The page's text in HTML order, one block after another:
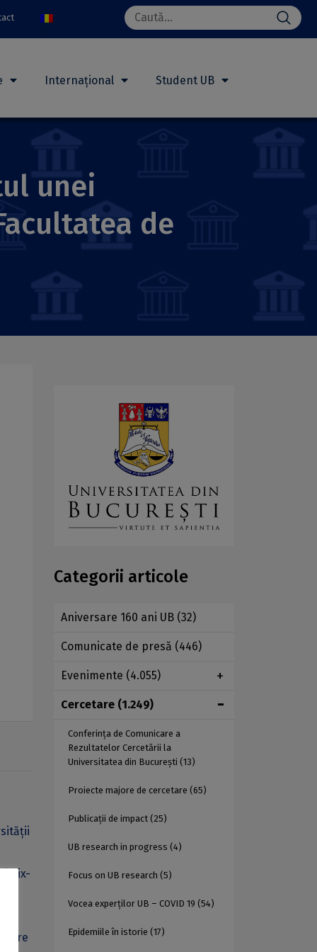
Search
for:
Internațional Student UB
unei
de
Aix-
are
Categorii articole
Aniversare 160 ani UB (32)
Comunicate de presă (446)
Evenimente (4.055)
Cercetare (1.249)
Conferința de Comunicare a
Rezultatelor Cercetării la
Universitatea din București (13)
Proiecte majore de cercetare (65)
Publicații de impact (25)
UB research in progress (4)
Focus on UB research (5)
Vocea experților UB – COVID 19 (54)
Epidemiile în istorie (17)